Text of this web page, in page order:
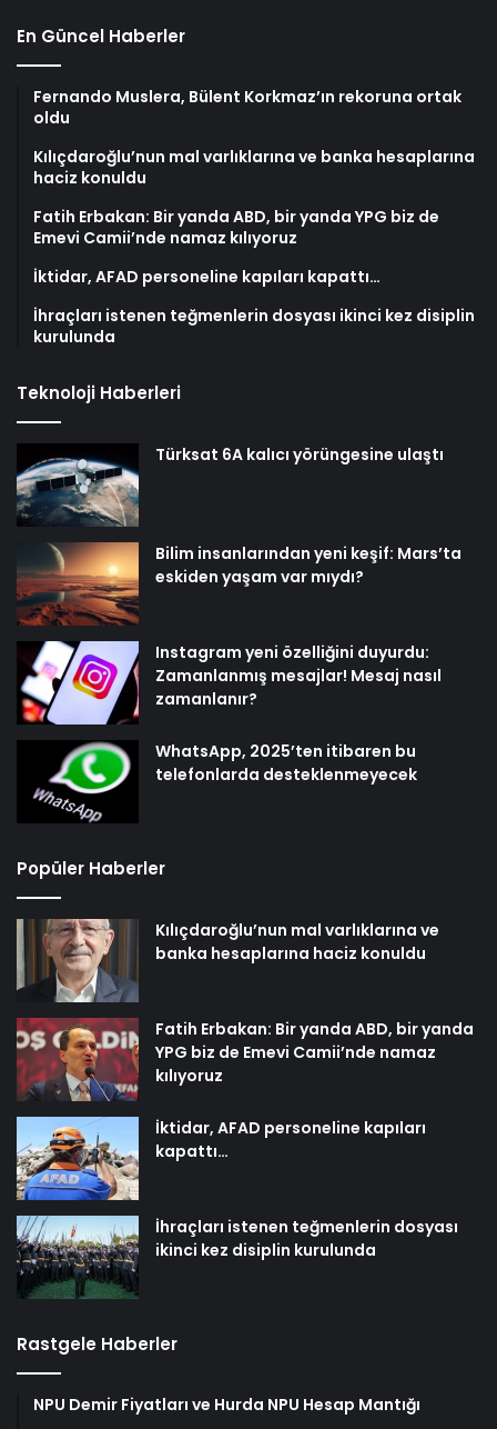
En Güncel Haberler
Fernando Muslera, Bülent Korkmaz’ın rekoruna ortak
oldu
Kılıçdaroğlu’nun mal varlıklarına ve banka hesaplarına
haciz konuldu
Fatih Erbakan: Bir yanda ABD, bir yanda YPG biz de
Emevi Camii’nde namaz kılıyoruz
İktidar, AFAD personeline kapıları kapattı…
İhraçları istenen teğmenlerin dosyası ikinci kez disiplin
kurulunda
Teknoloji Haberleri
Türksat 6A kalıcı yörüngesine ulaştı
Bilim insanlarından yeni keşif: Mars’ta
eskiden yaşam var mıydı?
Instagram yeni özelliğini duyurdu:
Zamanlanmış mesajlar! Mesaj nasıl
zamanlanır?
WhatsApp, 2025’ten itibaren bu
telefonlarda desteklenmeyecek
Popüler Haberler
Kılıçdaroğlu’nun mal varlıklarına ve
banka hesaplarına haciz konuldu
Fatih Erbakan: Bir yanda ABD, bir yanda
YPG biz de Emevi Camii’nde namaz
kılıyoruz
İktidar, AFAD personeline kapıları
kapattı…
İhraçları istenen teğmenlerin dosyası
ikinci kez disiplin kurulunda
Rastgele Haberler
NPU Demir Fiyatları ve Hurda NPU Hesap Mantığı